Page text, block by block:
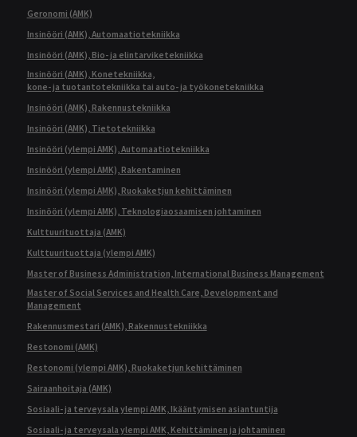
Geronomi (AMK)
Insinööri (AMK), Automaatiotekniikka
Insinööri (AMK), Bio- ja elintarviketekniikka
Insinööri (AMK), Konetekniikka,
kone- ja tuotantotekniikka tai auto- ja työkonetekniikka
Insinööri (AMK), Rakennustekniikka
Insinööri (AMK), Tietotekniikka
Insinööri (ylempi AMK), Automaatiotekniikka
Insinööri (ylempi AMK), Rakentaminen
Insinööri (ylempi AMK), Ruokaketjun kehittäminen
Insinööri (ylempi AMK), Teknologiaosaamisen johtaminen
Kulttuurituottaja (AMK)
Kulttuurituottaja (ylempi AMK)
Master of Business Administration, International Business Management
Master of Social Services and Health Care, Development and
Management
Rakennusmestari (AMK), Rakennustekniikka
Restonomi (AMK)
Restonomi (ylempi AMK), Ruokaketjun kehittäminen
Sairaanhoitaja (AMK)
Sosiaali- ja terveysala ylempi AMK, Ikääntymisen asiantuntija
Sosiaali- ja terveysala ylempi AMK, Kehittäminen ja johtaminen